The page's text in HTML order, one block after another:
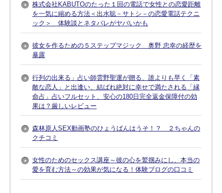
株式会社KABUTOのたった１回の電話で女性との恋愛距離
を一気に縮める方法＜出水聡－サトシ－の恋愛電話テクニ
ック＞ 体験談とネタバレがヤバいかも
彼女を作るための５ステップマジック 奥野 忠幸の経歴を
暴露
行列の出来る」占い師雲野聖運が贈る、誰よりも早く「素
敵な恋人」と出逢い、結ばれ絶対に幸せで満たされる「縁
命占」占いフルセット、安心の180日完全返金保障付の効
果は？厳しいレビュー
森林原人SEX動画塾のひょうばんはうそ！？ ２ちゃんの
クチコミ
女性のためのセックス講座～彼の心を鷲掴みにし、本当の
愛を育む方法～の効果が気になる！体験ブログの口コミ